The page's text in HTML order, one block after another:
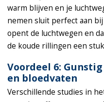
warm blijven en je
nemen sluit perfect aan
opent de luchtwegen en
de koude rillingen een
Voordeel 6:
en bloedvaten
Verschillende studies in